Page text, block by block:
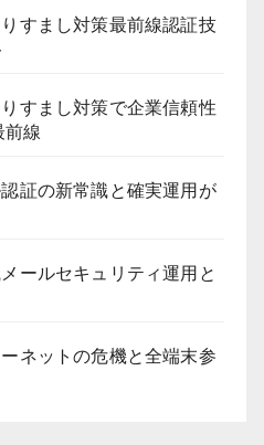
すまし対策最前線認証技
すまし対策で企業信頼性
前線
証の新常識と確実運用が
ールセキュリティ運用と
ネットの危機と全端末参